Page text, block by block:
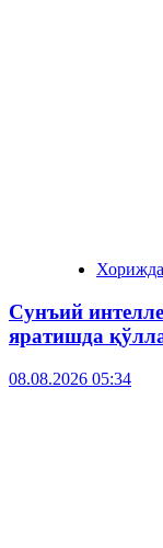
Хорижда
Сунъий
яратишда
08.08.2026 05:34